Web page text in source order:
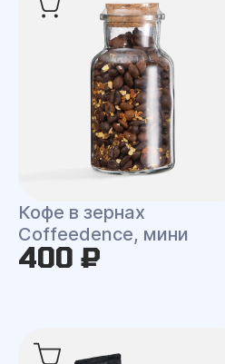
Кофе в зернах
Coffeedence, мини
400 ₽